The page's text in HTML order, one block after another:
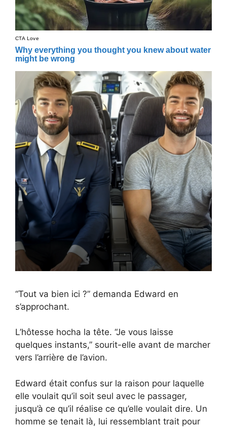
“Tout va bien ici ?” demanda Edward en
s’approchant.
L’hôtesse hocha la tête. “Je vous laisse
quelques instants,” sourit-elle avant de marcher
vers l’arrière de l’avion.
Edward était confus sur la raison pour laquelle
elle voulait qu’il soit seul avec le passager,
jusqu’à ce qu’il réalise ce qu’elle voulait dire. Un
homme se tenait là, lui ressemblant trait pour